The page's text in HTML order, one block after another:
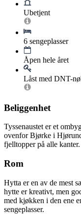
Ubetjent
6 sengeplasser
Åpen hele året
Låst med DNT-
Beliggenhet
Tyssenaustet er et
ovenfor Bjørke i
fjelltopper på alle kanter.
Rom
Hytta er en av de mest
hytte er kreativt, men
med kjøkken i den ene
sengeplasser.